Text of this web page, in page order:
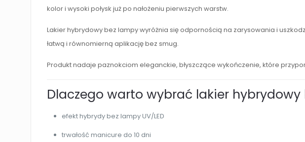
kolor i wysoki połysk już po nałożeniu pierwszych warstw.
Lakier hybrydowy bez lampy wyróżnia się odpornością na zarysowania i
łatwą i równomierną aplikację bez smug.
Produkt nadaje paznokciom eleganckie, błyszczące wykończenie, które
Dlaczego warto wybrać lakier hybrydowy
efekt hybrydy bez lampy UV/LED
trwałość manicure do 10 dni